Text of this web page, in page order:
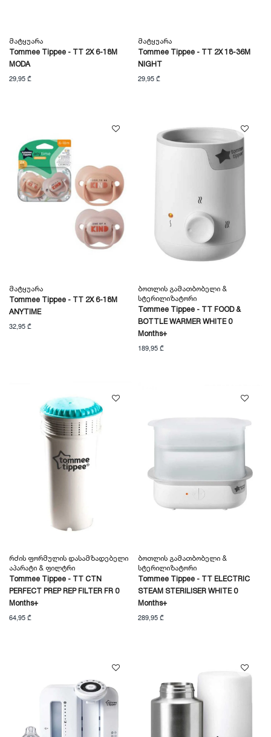
Მატყუარა
Tommee Tippee - TT 2X 6-18M
MODA
29,95 ₾
Მატყუარა
Tommee Tippee - TT 2X 18-36M
NIGHT
29,95 ₾
Მატყუარა
Tommee Tippee - TT 2X 6-18M
ANYTIME
32,95 ₾
Ბოთლის Გამათბობელი &
Სტერილიზატორი
Tommee Tippee - TT FOOD &
BOTTLE WARMER WHITE 0
Months+
189,95 ₾
Რძის Ფორმულის Დასამზადებელი
Აპარატი & Ფილტრი
Tommee Tippee - TT CTN
PERFECT PREP REP FILTER FR 0
Months+
64,95 ₾
Ბოთლის Გამათბობელი &
Სტერილიზატორი
Tommee Tippee - TT ELECTRIC
STEAM STERILISER WHITE 0
Months+
289,95 ₾